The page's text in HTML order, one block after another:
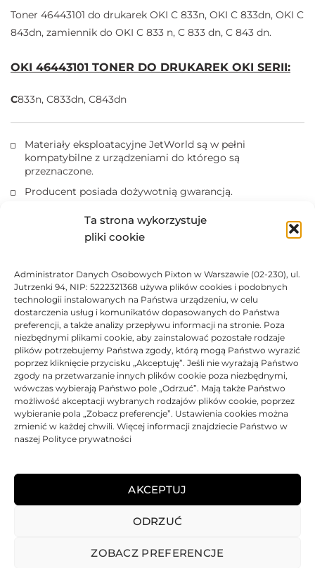
Ta strona wykorzystuje
pliki cookie
Administrator Danych Osobowych Pixton w Warszawie (02-230), ul.
Jutrzenki 94, NIP: 5222321368 używa plików cookies i podobnych
technologii instalowanych na Państwa urządzeniu, w celu
dostarczenia usług i komunikatów dopasowanych do Państwa
preferencji, a także analizy przepływu informacji na stronie. Poza
niezbędnymi plikami cookie, aby zainstalować pozostałe rodzaje
plików potrzebujemy Państwa zgody, którą mogą Państwo wyrazić
poprzez kliknięcie przycisku „Akceptuję”. Jeśli nie wyrażają Państwo
zgody na przetwarzanie innych plików cookie poza niezbędnymi,
wówczas wybierają Państwo pole „Odrzuć”. Mają także Państwo
możliwość akceptacji wybranych rodzajów plików cookie, poprzez
wybieranie pola „Zobacz preferencje”. Ustawienia cookies można
zmienić w każdej chwili. Więcej informacji znajdziecie Państwo w
naszej Polityce prywatności
AKCEPTUJ
ODRZUĆ
ZOBACZ PREFERENCJE
Toner 46443101 do drukarek OKI C 833n, OKI C 833dn, OKI C
843dn, zamiennik do OKI C 833 n, C 833 dn, C 843 dn.
OKI 46443101 TONER DO DRUKAREK OKI SERII:
C833n, C833dn, C843dn
Materiały eksploatacyjne JetWorld są w pełni
kompatybilne z urządzeniami do którego są
przeznaczone.
Producent posiada dożywotnią gwarancją.
Kasety z tonerem nie wolno narażać na działanie światła.
celach informacyjnych.
DANE TECHNICZNE
KOMPATYBILNOŚĆ
PRODUKTY POWIĄZANE
KOSZTY DOSTAWY